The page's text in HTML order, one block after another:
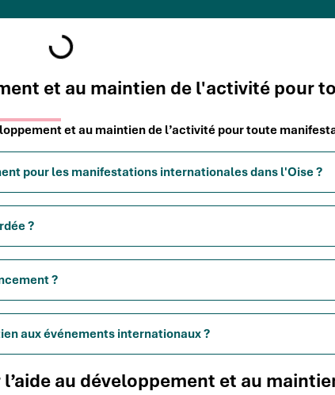
et au maintien de l'activité pour
et au maintien de l’activité pour toute
pour les manifestations internationales dans l'Oise ?
?
?
aux événements internationaux ?
au développement et au